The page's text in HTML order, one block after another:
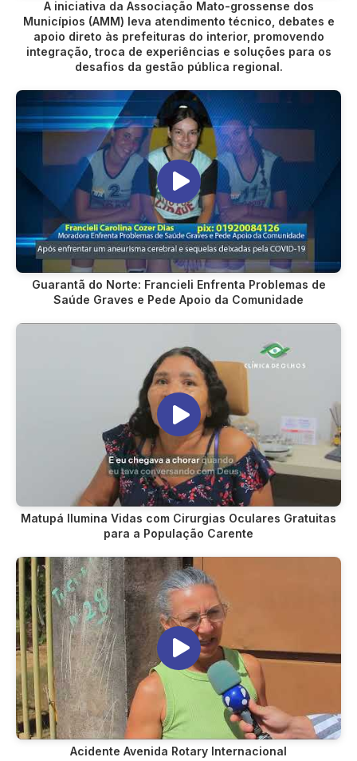
A iniciativa da Associação Mato-grossense dos
Municípios (AMM) leva atendimento técnico, debates e
apoio direto às prefeituras do interior, promovendo
integração, troca de experiências e soluções para os
desafios da gestão pública regional.
Guarantã do Norte: Francieli Enfrenta Problemas de
Saúde Graves e Pede Apoio da Comunidade
Matupá Ilumina Vidas com Cirurgias Oculares Gratuitas
para a População Carente
Acidente Avenida Rotary Internacional